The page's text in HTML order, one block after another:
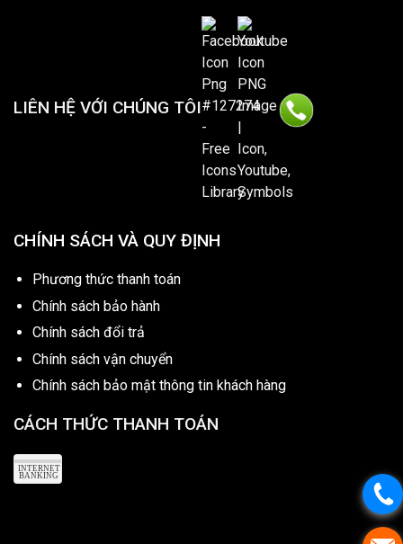
LIÊN HỆ VỚI CHÚNG TÔI
CHÍNH SÁCH VÀ QUY ĐỊNH
Phương thức thanh toán
Chính sách bảo hành
Chính sách đổi trả
Chính sách vận chuyển
Chính sách bảo mật thông tin khách hàng
CÁCH THỨC THANH TOÁN